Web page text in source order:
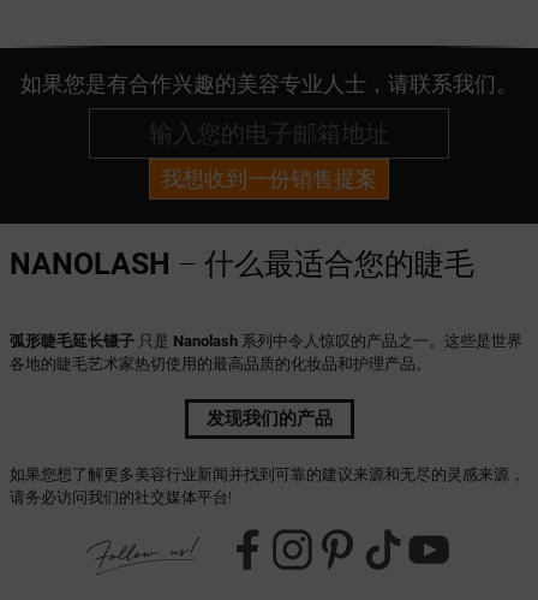
如果您是有合作兴趣的美容专业人士，请联系我们。
我想收到一份销售提案
NANOLASH – 什么最适合您的睫毛
弧形睫毛延长镊子只是 Nanolash系列中令人惊叹的产品之一。这些是世界
各地的睫毛艺术家热切使用的最高品质的化妆品和护理产品。
发现我们的产品
如果您想了解更多美容行业新闻并找到可靠的建议来源和无尽的灵感来源，
请务必访问我们的社交媒体平台!